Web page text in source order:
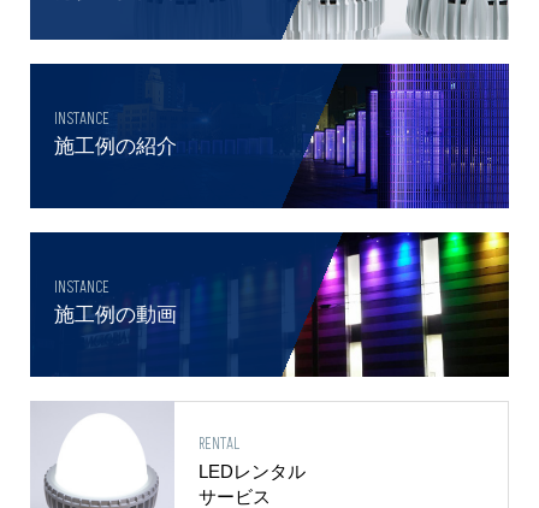
INSTANCE
施工例の紹介
INSTANCE
施工例の動画
RENTAL
LEDレンタル
サービス